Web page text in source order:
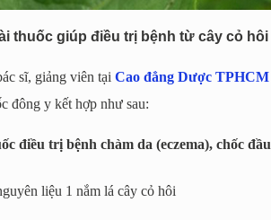
thuốc giúp điều trị bệnh từ cây cỏ hôi
sĩ, giảng viên tại Cao đẳng Dược TPHCM
đông y kết hợp như sau:
điều trị bệnh chàm da (eczema), chốc đầu
liệu 1 nắm lá cây cỏ hôi